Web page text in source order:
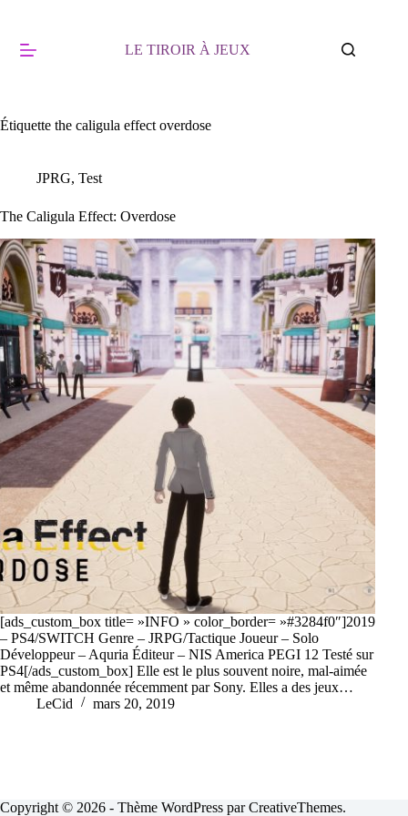
LE TIROIR À JEUX
Étiquette the caligula effect overdose
JPRG, Test
The Caligula Effect: Overdose
[ads_custom_box title= »INFO » color_border= »#3284f0″]2019
– PS4/SWITCH Genre – JRPG/Tactique Joueur – Solo
Développeur – Aquria Éditeur – NIS America PEGI 12 Testé sur
PS4[/ads_custom_box] Elle est le plus souvent noire, mal-aimée
et même abandonnée récemment par Sony. Elles a des jeux…
LeCid
mars 20, 2019
Copyright © 2026 - Thème WordPress parCreativeThemes.